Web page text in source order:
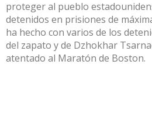
proteger al pueblo
detenidos en prisiones de
ha hecho con varios de los
del zapato y de Dzhokhar
atentado al Maratón de Boston.